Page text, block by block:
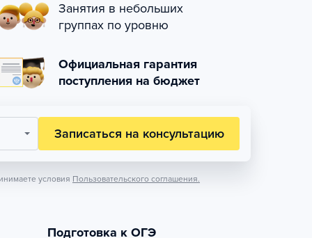
Занятия в небольших
группах по уровню
Официальная гарантия
поступления на бюджет
Записаться на консультацию
условия Пользовательского соглашения.
Подготовка к ОГЭ